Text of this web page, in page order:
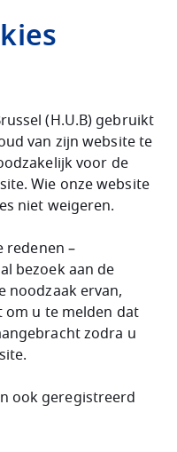
(H.U.B) gebruikt
van zijn website te
voor de
Wie onze website
niet weigeren.
redenen –
bezoek aan de
noodzaak ervan,
om u te melden dat
zodra u
ook geregistreerd